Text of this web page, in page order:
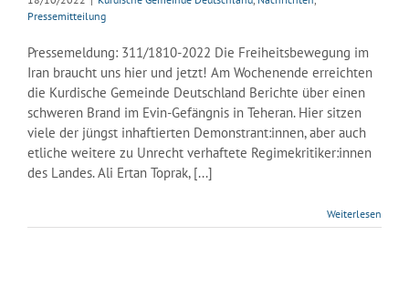
Pressemitteilung
Pressemeldung: 311/1810-2022 Die Freiheitsbewegung im
Iran braucht uns hier und jetzt! Am Wochenende erreichten
die Kurdische Gemeinde Deutschland Berichte über einen
schweren Brand im Evin-Gefängnis in Teheran. Hier sitzen
viele der jüngst inhaftierten Demonstrant:innen, aber auch
etliche weitere zu Unrecht verhaftete Regimekritiker:innen
des Landes. Ali Ertan Toprak, [...]
Weiterlesen